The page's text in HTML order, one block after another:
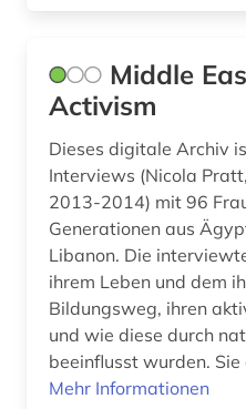
Middle
Activism
Dieses digitale Archiv
Interviews (Nicola
2013-2014) mit 96
Generationen aus
Libanon. Die
ihrem Leben und dem
Bildungsweg, ihren
und wie diese durch
beeinflusst wurden. Sie
Mehr Informationen